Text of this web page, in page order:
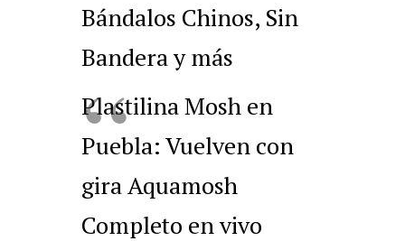
Bándalos Chinos, Sin
Bandera y más
Plastilina Mosh en
Puebla: Vuelven con
gira Aquamosh
Completo en vivo